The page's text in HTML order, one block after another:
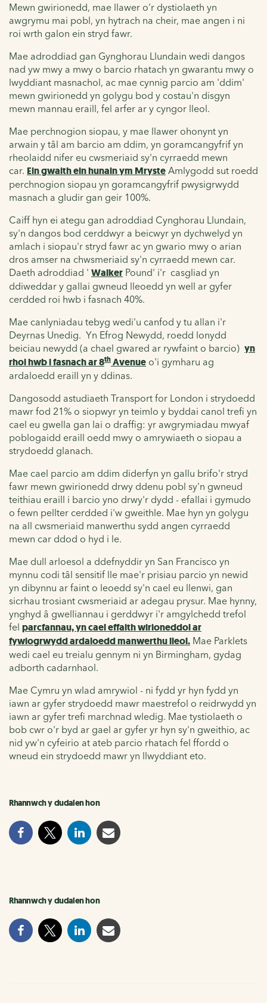
Mewn gwirionedd, mae llawer o'r dystiolaeth yn
awgrymu mai pobl, yn hytrach na cheir, mae angen i ni
roi wrth galon ein stryd fawr.
Mae adroddiad gan Gynghorau Llundain wedi dangos
nad yw mwy a mwy o barcio rhatach yn gwarantu mwy o
lwyddiant masnachol, ac mae cynnig parcio am 'ddim'
mewn gwirionedd yn golygu bod y costau'n disgyn
mewn mannau eraill, fel arfer ar y cyngor lleol.
Mae perchnogion siopau, y mae llawer ohonynt yn
arwain y tâl am barcio am ddim, yn goramcangyfrif yn
rheolaidd nifer eu cwsmeriaid sy'n cyrraedd mewn
car. Ein gwaith ein hunain ym Mryste Amlygodd sut roedd
perchnogion siopau yn goramcangyfrif pwysigrwydd
masnach a gludir gan geir 100%.
Caiff hyn ei ategu gan adroddiad Cynghorau Llundain,
sy'n dangos bod cerddwyr a beicwyr yn dychwelyd yn
amlach i siopau'r stryd fawr ac yn gwario mwy o arian
dros amser na chwsmeriaid sy'n cyrraedd mewn car.
Daeth adroddiad ' Walker Pound' i'r casgliad yn
ddiweddar y gallai gwneud lleoedd yn well ar gyfer
cerdded roi hwb i fasnach 40%.
Mae canlyniadau tebyg wedi'u canfod y tu allan i'r
Deyrnas Unedig. Yn Efrog Newydd, roedd lonydd
beiciau newydd (a chael gwared ar rywfaint o barcio) yn
rhoi hwb i fasnach ar 8thAvenue o'i gymharu ag
ardaloedd eraill yn y ddinas.
Dangosodd astudiaeth Transport for London i strydoedd
mawr fod 21% o siopwyr yn teimlo y byddai canol trefi yn
cael eu gwella gan lai o draffig: yr awgrymiadau mwyaf
poblogaidd eraill oedd mwy o amrywiaeth o siopau a
strydoedd glanach.
Mae cael parcio am ddim diderfyn yn gallu brifo'r stryd
fawr mewn gwirionedd drwy ddenu pobl sy'n gwneud
teithiau eraill i barcio yno drwy'r dydd - efallai i gymudo
o fewn pellter cerdded i'w gweithle. Mae hyn yn golygu
na all cwsmeriaid manwerthu sydd angen cyrraedd
mewn car ddod o hyd i le.
Mae dull arloesol a ddefnyddir yn San Francisco yn
mynnu codi tâl sensitif lle mae'r prisiau parcio yn newid
yn dibynnu ar faint o leoedd sy'n cael eu llenwi, gan
sicrhau trosiant cwsmeriaid ar adegau prysur. Mae hynny,
ynghyd â gwelliannau i gerddwyr i'r amgylchedd trefol
fel parcfannau, yn cael effaith wirioneddol ar
fywiogrwydd ardaloedd manwerthu lleol. Mae Parklets
wedi cael eu treialu gennym ni yn Birmingham, gydag
adborth cadarnhaol.
Mae Cymru yn wlad amrywiol - ni fydd yr hyn fydd yn
iawn ar gyfer strydoedd mawr maestrefol o reidrwydd yn
iawn ar gyfer trefi marchnad wledig. Mae tystiolaeth o
bob cwr o'r byd ar gael ar gyfer yr hyn sy'n gweithio, ac
nid yw'n cyfeirio at ateb parcio rhatach fel ffordd o
wneud ein strydoedd mawr yn llwyddiant eto.
Rhannwch y dudalen hon
Rhannwch y dudalen hon